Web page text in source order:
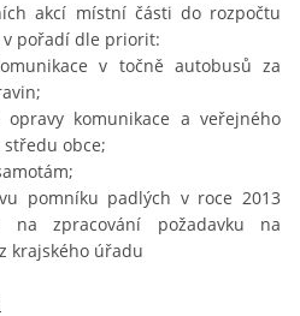
akcí místní části do rozpočtu
v pořadí dle priorit:
v točně autobusů za
opravy komunikace a veřejného
obce;
padlých v roce 2013
zpracování požadavku na
krajského úřadu